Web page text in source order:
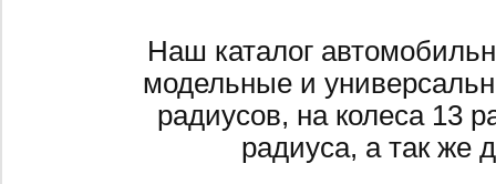
Наш каталог
модельные и
радиусов, на колеса 13
радиуса, а так же